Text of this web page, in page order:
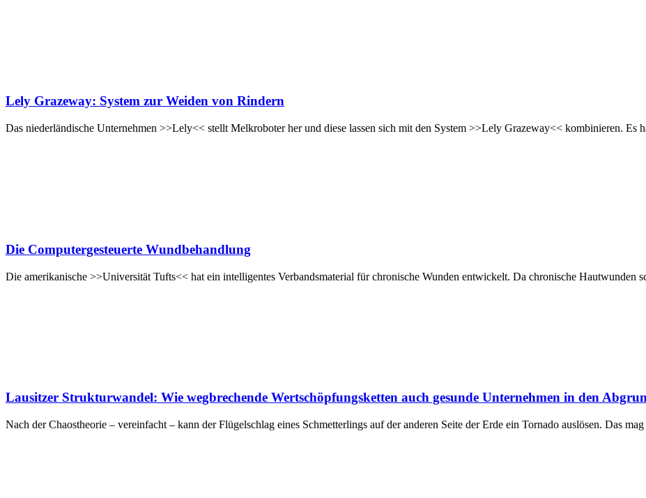
Lely Grazeway: System zur Weiden von Rindern
Das niederländische Unternehmen >>Lely<< stellt Melkroboter her und diese lassen sich mit den System >>Lely Grazeway<< kombinieren. Es
Die Computergesteuerte Wundbehandlung
Die amerikanische >>Universität Tufts<< hat ein intelligentes Verbandsmaterial für chronische Wunden entwickelt. Da chronische Hautwunden
Lausitzer Strukturwandel: Wie wegbrechende Wertschöpfungsketten auch gesunde Unternehmen in den
Nach der Chaostheorie – vereinfacht – kann der Flügelschlag eines Schmetterlings auf der anderen Seite der Erde ein Tornado auslösen. Das